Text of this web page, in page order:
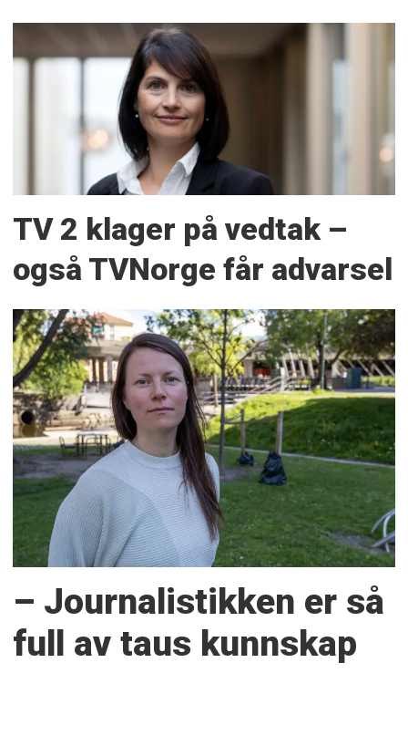
TV 2 klager på vedtak –
også TVNorge får advarsel
– Journalistikken er så
full av taus kunnskap